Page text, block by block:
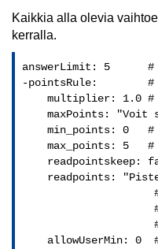
Kaikkia alla olevia
kerralla.
answerLimit: 5      #
-pointsRule:        #
multiplier: 1.0
maxPoints: "Voit
min_points: 0
max_points: 5
readpointskeep:
readpoints:
allowUserMin: 0